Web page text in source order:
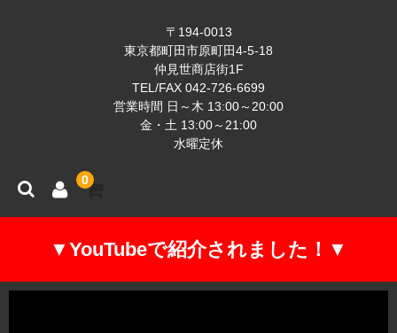
〒194-0013
東京都町田市原町田4-5-18
仲見世商店街1F
TEL/FAX 042-726-6699
営業時間 日～木 13:00～20:00
金・土 13:00～21:00
水曜定休
0
▼YouTubeで紹介されました！▼